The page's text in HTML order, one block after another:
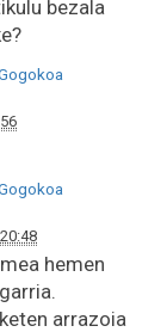
bezala
hemen
arrazoia